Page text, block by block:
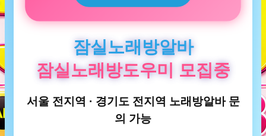
잠실노래방알바
잠실노래방도우미 모집중
서울 전지역 · 경기도 전지역 노래방알바 문
의 가능